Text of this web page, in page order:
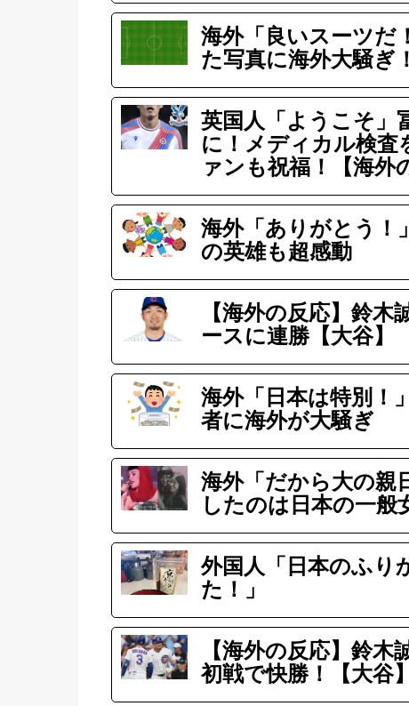
海外「良いスーツだ
た写真に海外大騒ぎ
英国人「ようこそ」
に！メディカル検査
ァンも祝福！【海外
海外「ありがとう！
の英雄も超感動
【海外の反応】鈴
ースに連勝【大谷】
海外「日本は特別！
者に海外が大騒ぎ
海外「だから大の親
したのは日本の一般
外国人「日本のふり
た！」
【海外の反応】鈴
初戦で快勝！【大谷】